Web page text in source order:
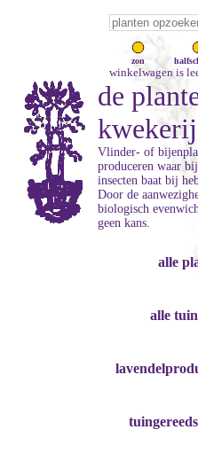
zon
winkelwagen is
de
Vlinder- of
produceren waar
insecten baat bij
Door de
biologisch
geen kans.
alle
alle